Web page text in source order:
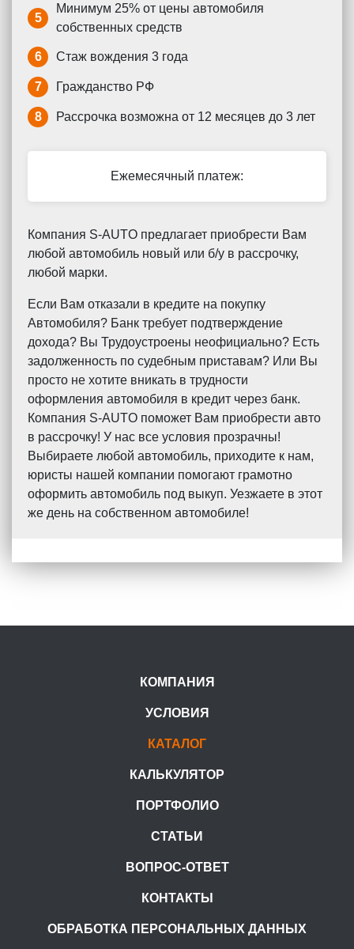
5
Минимум 25% от цены автомобиля
собственных средств
6 Стаж вождения 3 года
7 Гражданство РФ
8 Рассрочка возможна от 12 месяцев до 3 лет
Ежемесячный платеж:
Компания S-AUTO предлагает приобрести Вам
любой автомобиль новый или б/у в рассрочку,
любой марки.
Если Вам отказали в кредите на покупку
Автомобиля? Банк требует подтверждение
дохода? Вы Трудоустроены неофициально? Есть
задолженность по судебным приставам? Или Вы
просто не хотите вникать в трудности
оформления автомобиля в кредит через банк.
Компания S-AUTO поможет Вам приобрести авто
в рассрочку! У нас все условия прозрачны!
Выбираете любой автомобиль, приходите к нам,
юристы нашей компании помогают грамотно
оформить автомобиль под выкуп. Уезжаете в этот
же день на собственном автомобиле!
КОМПАНИЯ
УСЛОВИЯ
КАТАЛОГ
КАЛЬКУЛЯТОР
ПОРТФОЛИО
СТАТЬИ
ВОПРОС-ОТВЕТ
КОНТАКТЫ
ОБРАБОТКА ПЕРСОНАЛЬНЫХ ДАННЫХ